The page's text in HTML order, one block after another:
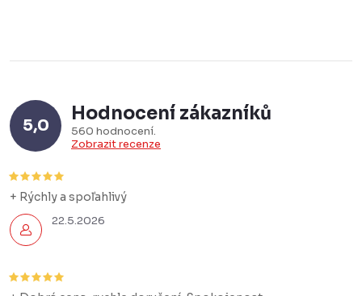
5,0
Hodnocení zákazníků
560 hodnocení
Zobrazit recenze
22.5.2026
+ Rýchly a spoľahlivý